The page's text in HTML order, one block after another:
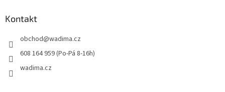
Kontakt
obchod@wadima.cz
608 164 959 (Po-Pá 8-16h)
wadima.cz